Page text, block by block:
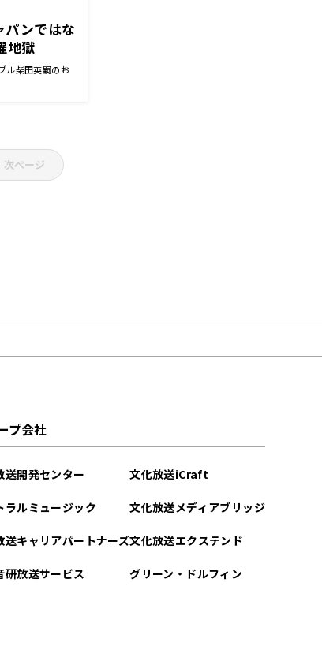
パンではな
地獄
ル柴田英嗣のお
次ページ
プ会社
送開発センター
ラルミュージック
送キャリアパートナーズ
研放送サービス
文化放送iCraft
文化放送メディアブリッジ
文化放送エクステンド
グリーン・ドルフィン